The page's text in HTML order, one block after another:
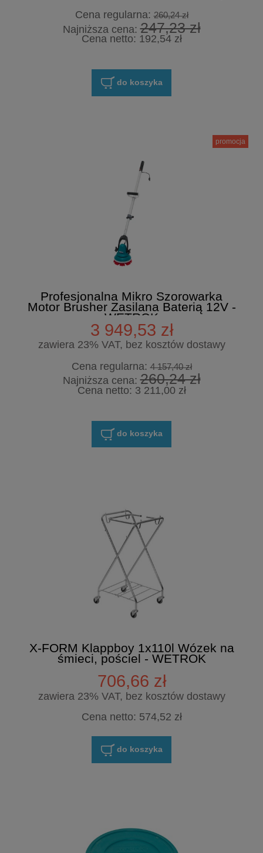
Cena regularna:260,24 zł
Najniższa cena:247,23 zł
Cena netto: 192,54 zł
do koszyka
Profesjonalna Mikro Szorowarka
Motor Brusher Zasilana Baterią 12V -
WETROK
3 949,53 zł
zawiera 23% VAT, bez kosztów dostawy
Cena regularna:4 157,40 zł
Najniższa cena:260,24 zł
Cena netto: 3 211,00 zł
do koszyka
promocja
X-FORM Klappboy 1x110l Wózek na
śmieci, pościel - WETROK
706,66 zł
zawiera 23% VAT, bez kosztów dostawy
Cena netto: 574,52 zł
do koszyka